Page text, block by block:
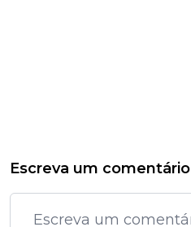
Escreva um comentário